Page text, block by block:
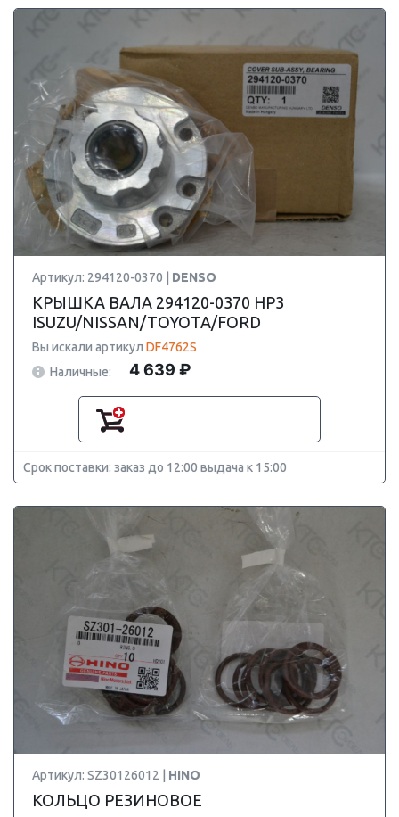
Артикул: 294120-0370 | DENSO
КРЫШКА ВАЛА 294120-0370 HP3
ISUZU/NISSAN/TOYOTA/FORD
Вы искали артикул DF4762S
Наличные:
4 639 ₽
Срок поставки: заказ до 12:00 выдача к 15:00
Артикул: SZ30126012 | HINO
КОЛЬЦО РЕЗИНОВОЕ